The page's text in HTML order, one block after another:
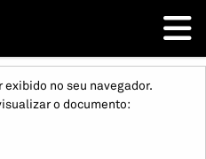
no seu navegador.
o documento: